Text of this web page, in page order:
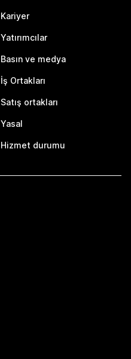
Kariyer
Yatırımcılar
Basın ve medya
İş Ortakları
Satış ortakları
Yasal
Hizmet durumu